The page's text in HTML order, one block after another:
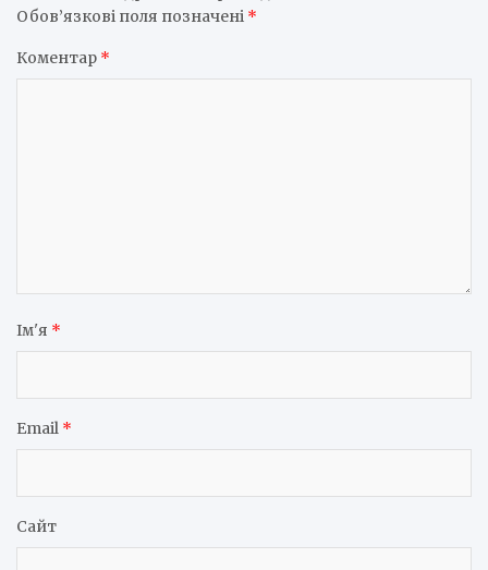
Обов’язкові поля позначені *
Коментар *
Ім'я *
Email *
Сайт